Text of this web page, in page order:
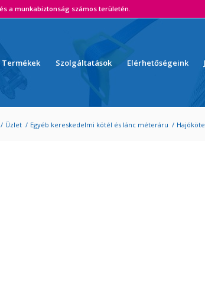
munkabiztonság számos területén.
Termékek Szolgáltatások Elérhetőségeink
/ Üzlet / Egyéb kereskedelmi kötél és lánc méteráru /